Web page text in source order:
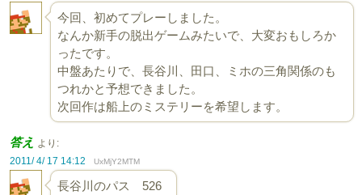
今回、初めてプレーしました。
なんか新手の脱出ゲームみたいで、大変おもしろか
ったです。
中盤あたりで、長谷川、田口、ミホの三角関係のも
つれかと予想できました。
次回作は船上のミステリーを希望します。
答え より:
2011/ 4/ 17 14:12
UxMjY2MTM
長谷川のパス 526